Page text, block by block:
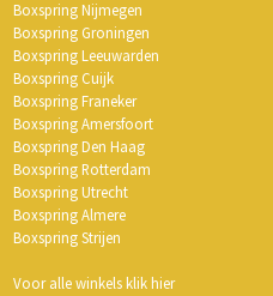
Boxspring Nijmegen
Boxspring Groningen
Boxspring Leeuwarden
Boxspring Cuijk
Boxspring Franeker
Boxspring Amersfoort
Boxspring Den Haag
Boxspring Rotterdam
Boxspring Utrecht
Boxspring Almere
Boxspring Strijen
Voor alle winkels klik hier